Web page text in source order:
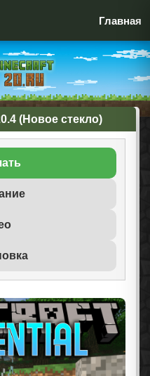
Главная
(Новое стекло)